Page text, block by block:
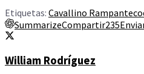
Etiquetas: Cavallino Rampante
SummarizeCompartir235
William Rodríguez